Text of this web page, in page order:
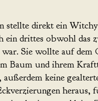
stellte direkt ein
ein drittes obwohl das
Sie wollte auf dem
Baum und ihrem
keine
heraus,